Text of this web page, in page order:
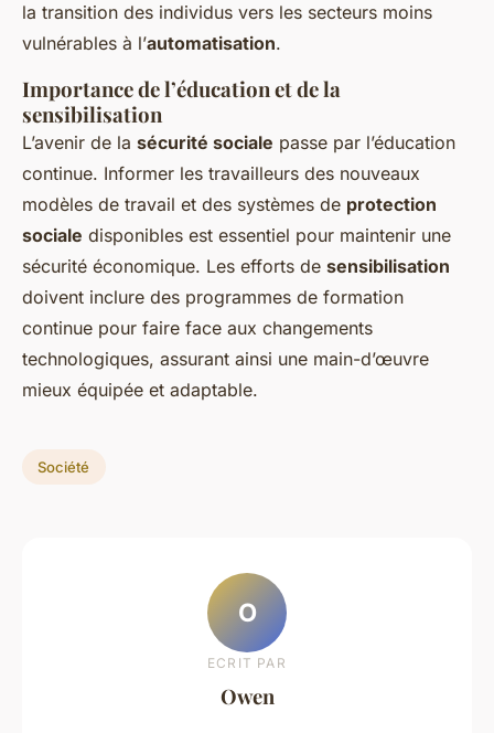
la transition des individus vers les secteurs moins
vulnérables à l’automatisation.
Importance de l’éducation et de la
sensibilisation
L’avenir de la sécurité sociale passe par l’éducation
continue. Informer les travailleurs des nouveaux
modèles de travail et des systèmes de protection
sociale disponibles est essentiel pour maintenir une
sécurité économique. Les efforts de sensibilisation
doivent inclure des programmes de formation
continue pour faire face aux changements
technologiques, assurant ainsi une main-d’œuvre
mieux équipée et adaptable.
Société
O
ECRIT PAR
Owen